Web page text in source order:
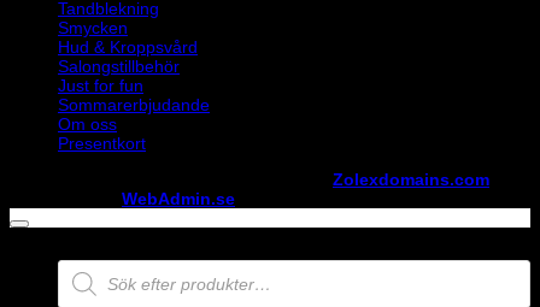
Tandblekning
Smycken
Hud & Kroppsvård
Salongstillbehör
Just for fun
Sommarerbjudande
Om oss
Presentkort
Zolexdomains.com
WebAdmin.se
Products
search